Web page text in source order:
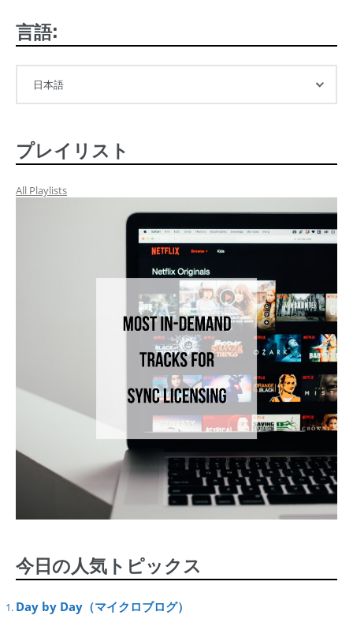
言語:
プレイリスト
All Playlists
今日の人気トピックス
Day by Day（マイクロブログ）